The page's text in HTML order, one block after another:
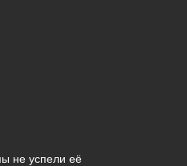
не успели её